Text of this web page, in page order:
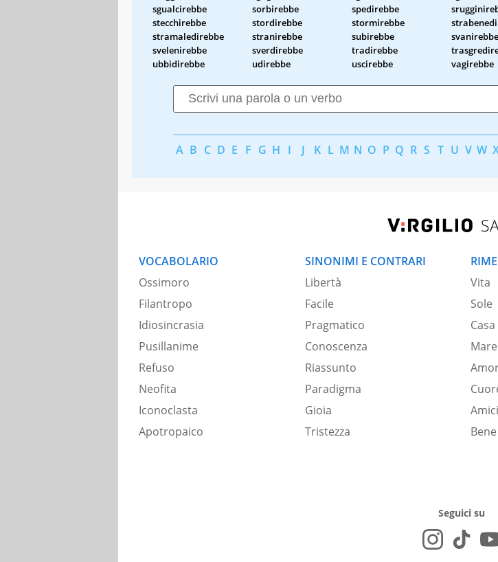
sgualcirebbe
sorbirebbe spedirebbe
stecchirebbe
stordirebbe stormirebbe
stramaledirebbe
stranirebbe subirebbe
svanirebbe
svelenirebbe
sverdirebbe tradirebbe
ubbidirebbe
udirebbe uscirebbe vagirebbe
A B C D E F G H I J K L M N O P Q R S T U V W
VOCABOLARIO
Ossimoro
Filantropo
Idiosincrasia
Pusillanime
Refuso
Neofita
Iconoclasta
Apotropaico
SINONIMI E CONTRARI
Libertà
Facile
Pragmatico
Conoscenza
Riassunto
Paradigma
Gioia
Tristezza
RIME
Vita
Sole
Casa
Mare
Amici
Bene
Seguici su